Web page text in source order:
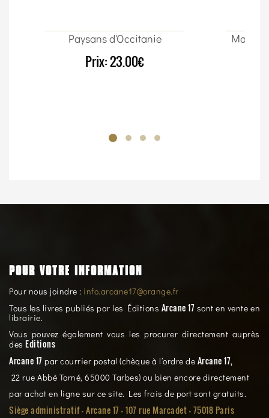
Paysans d'Occitanie
Prix:23.00€
POUR VOTRE INFORMATION
Pour nous joindre : info.arcane17@orange.fr
Tous les livres publiés par les Éditions Arcane 17 sont en vente en
librairie.
Vous pouvez également vous les procurer directement auprès
des Editions
Arcane 17 par courrier postal (chèque à l’ordre de Arcane 17,
22 rue Abbé Torné, 65000 Tarbes) ou bien encore directement
par achat en ligne sur ce site. Les frais de port sont gratuits.
Siège administratif - Arcane 17 - 107 rue Marcadet - 75018 Paris